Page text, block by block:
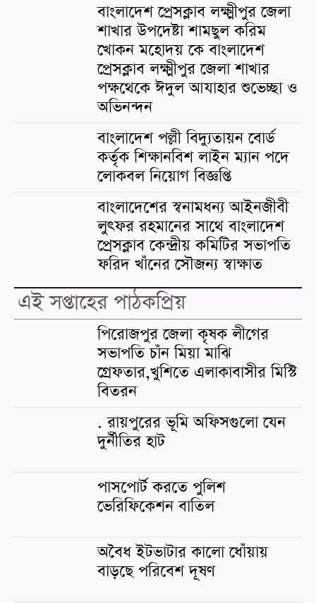
বাংলাদেশ প্রেসক্লাব লক্ষ্মীপুর জেলা
শাখার উপদেষ্টা শামছুল করিম
খোকন মহোদয় কে বাংলাদেশ
প্রেসক্লাব লক্ষ্মীপুর জেলা শাখার
পক্ষথেকে ঈদুল আযাহার শুভেচ্ছা ও
অভিনন্দন
বাংলাদেশ পল্লী বিদ্যুতায়ন বোর্ড
কর্তৃক শিক্ষানবিশ লাইন ম্যান পদে
লোকবল নিয়োগ বিজ্ঞপ্তি
বাংলাদেশের স্বনামধন্য আইনজীবী
লুৎফর রহমানের সাথে বাংলাদেশ
প্রেসক্লাব কেন্দ্রীয় কমিটির সভাপতি
ফরিদ খাঁনের সৌজন্য স্বাক্ষাত
এই সপ্তাহের পাঠকপ্রিয়
পিরোজপুর জেলা কৃষক লীগের
সভাপতি চাঁন মিয়া মাঝি
গ্রেফতার,খুশিতে এলাকাবাসীর মিস্টি
বিতরন
. রায়পুরের ভূমি অফিসগুলো যেন
দুর্নীতির হাট
পাসপোর্ট করতে পুলিশ
ভেরিফিকেশন বাতিল
অবৈধ ইটভাটার কালো ধোঁয়ায়
বাড়ছে পরিবেশ দূষণ